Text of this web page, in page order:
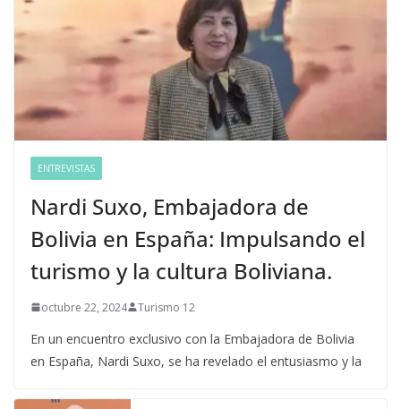
ENTREVISTAS
Nardi Suxo, Embajadora de
Bolivia en España: Impulsando el
turismo y la cultura Boliviana.
octubre 22, 2024 Turismo 12
En un encuentro exclusivo con la Embajadora de Bolivia
en España, Nardi Suxo, se ha revelado el entusiasmo y la